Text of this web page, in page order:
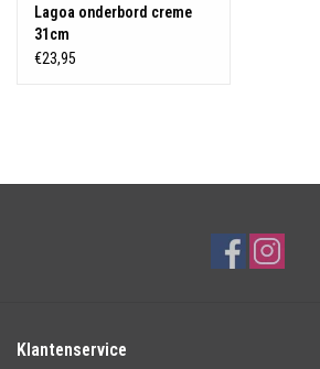
Lagoa onderbord creme
31cm
€23,95
Klantenservice